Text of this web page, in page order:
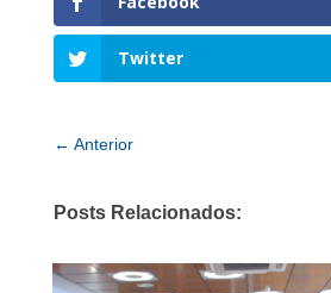
Twitter
← Anterior
Posts Relacionados: